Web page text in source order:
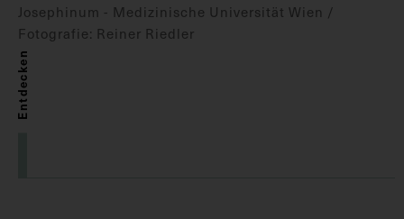
Josephinum - Medizinische Universität Wien /
Fotografie: Reiner Riedler
Entdecken